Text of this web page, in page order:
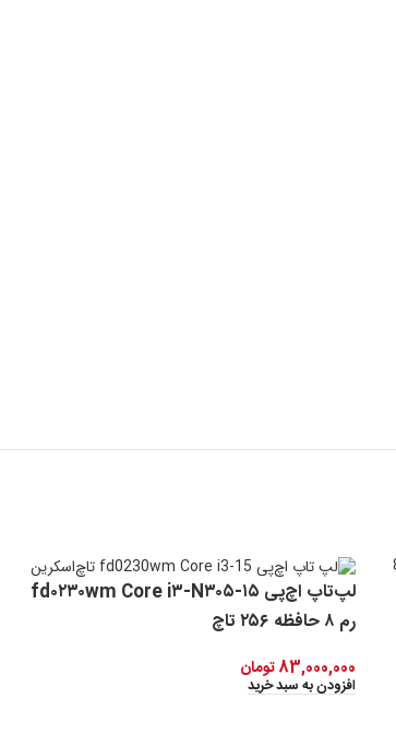
لپ‌تاپ اچ‌پی ۱۵-fd۰۲۳۰wm Core i۳-N۳۰۵
رم ۸ حافظه ۲۵۶ تاچ
83,000,000تومان
افزودن به سبد خرید